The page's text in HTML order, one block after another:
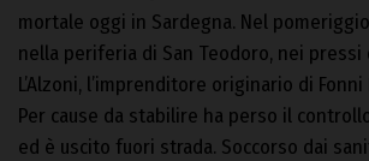
mortale oggi in Sardegna. Nel
nella periferia di San Teodoro, nei pressi
L’Alzoni, l’imprenditore originario di Fonni
Per cause da stabilire ha perso il
ed è uscito fuori strada. Soccorso dai